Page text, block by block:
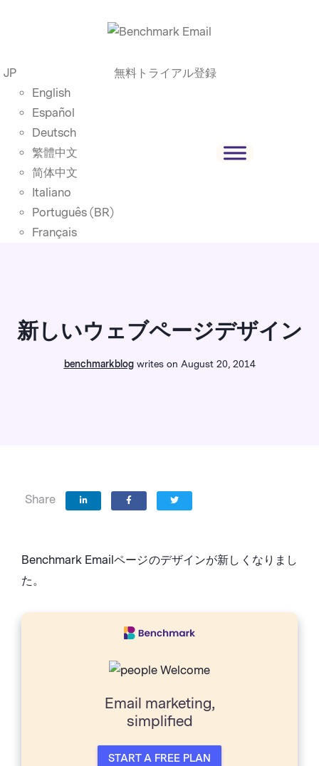
JP
English
Español
Deutsch
繁體中文
简体中文
Italiano
Português (BR)
Français
無料トライアル登録
新しいウェブページデザイン
benchmarkblogwrites on August 20, 2014
Share
Benchmark Emailページのデザインが新しくなりまし
た。
Email marketing,
simpliﬁed
START A FREE PLAN